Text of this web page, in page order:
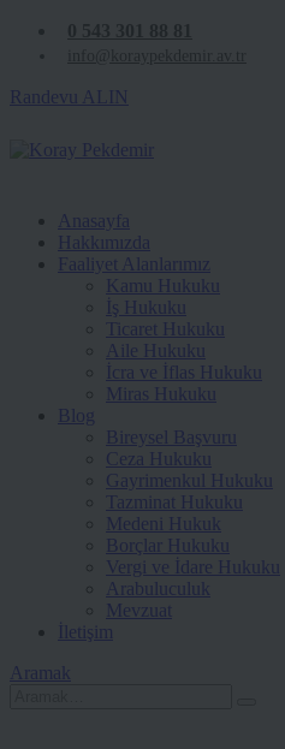
Randevu ALIN
Anasayfa
Hakkımızda
Faaliyet Alanlarımız
Kamu Hukuku
İş Hukuku
Ticaret Hukuku
Aile Hukuku
İcra ve İflas Hukuku
Miras Hukuku
Blog
Bireysel Başvuru
Ceza Hukuku
Gayrimenkul Hukuku
Tazminat Hukuku
Medeni Hukuk
Borçlar Hukuku
Vergi ve İdare Hukuku
Arabuluculuk
Mevzuat
İletişim
Aramak